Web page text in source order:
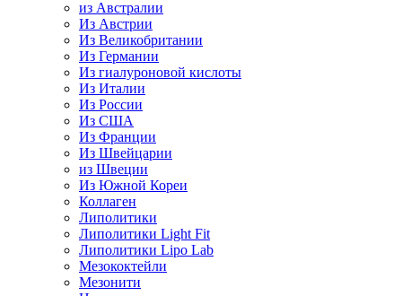
из Австралии
Из Австрии
Из Великобритании
Из Германии
Из гиалуроновой кислоты
Из Италии
Из России
Из США
Из Франции
Из Швейцарии
из Швеции
Из Южной Кореи
Коллаген
Липолитики
Липолитики Light Fit
Липолитики Lipo Lab
Мезококтейли
Мезонити